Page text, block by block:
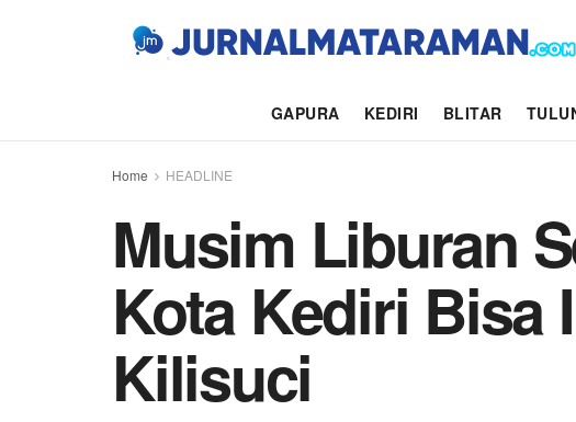
GAPURA KEDIRI BLITAR
Home HEADLINE
Musim Liburan
Kota Kediri Bisa
Kilisuci